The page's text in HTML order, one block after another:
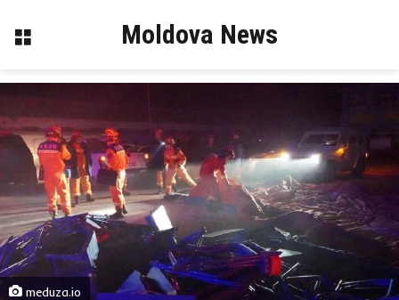
Menu Moldova News
meduza.io